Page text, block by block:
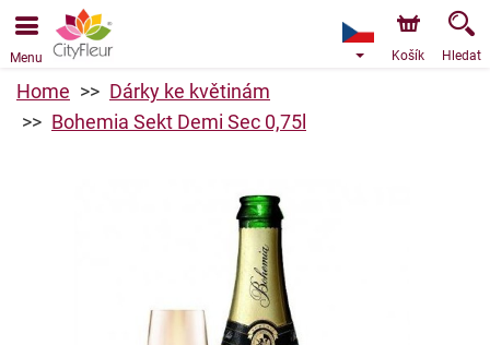
Objednávky přes e-shop přijímáme. Nejbližší možné
doručení je od 10.8.2026 z důvodu dovolené.
Menu Košík Hledat
Home
Dárky ke květinám
Bohemia Sekt Demi Sec 0,75l